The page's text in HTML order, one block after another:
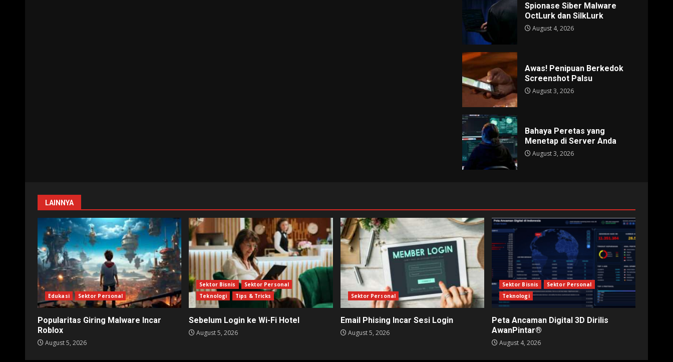
Spionase Siber Malware
OctLurk dan SilkLurk
August 4, 2026
Awas! Penipuan Berkedok
Screenshot Palsu
August 3, 2026
Bahaya Peretas yang
Menetap di Server Anda
August 3, 2026
LAINNYA
Edukasi Sektor Personal
Popularitas Giring Malware Incar
Roblox
August 5, 2026
Sektor Bisnis
Sektor Personal
Teknologi
Tips & Tricks
Sebelum Login ke Wi-Fi Hotel
August 5, 2026
Sektor Personal
Email Phising Incar Sesi Login
August 5, 2026
Sektor Bisnis
Sektor Personal
Teknologi
Peta Ancaman Digital 3D Dirilis
AwanPintar®
August 4, 2026